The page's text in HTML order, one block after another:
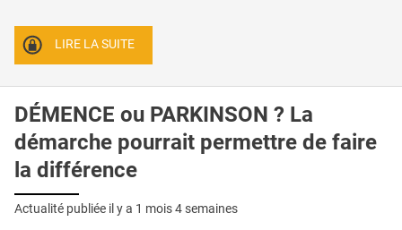
LIRE LA SUITE
DÉMENCE ou PARKINSON ? La
démarche pourrait permettre de faire
la différence
Actualité publiée il y a 1 mois 4 semaines